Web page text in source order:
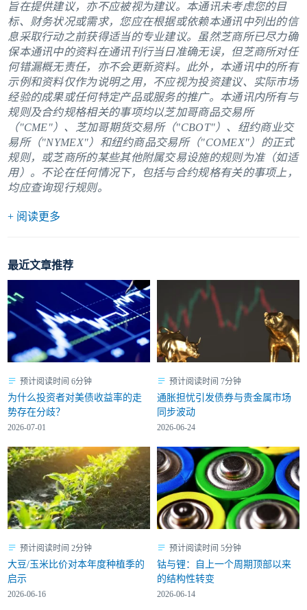
旨在提供建议，亦不应被视为建议。本通讯未考虑您的目
标、财务状况或需求，您应在根据或依赖本通讯中列出的信
息采取行动之前获得适当的专业建议。虽然芝商所已尽力确
保本通讯中的资料在通讯刊行当日准确无误，但芝商所对任
何错漏概无责任，亦不会更新资料。此外，本通讯中的所有
示例和资料仅作为说明之用，不应视为投资建议、实际市场
经验的成果或任何特定产品或服务的推广。本通讯内所有与
规则及合约规格相关的事项均以芝加哥商品交易所
（"CME"）、芝加哥期货交易所（"CBOT"）、纽约商业交
易所（"NYMEX"）和纽约商品交易所（"COMEX"）的正式
规则，或芝商所的某些其他附属交易设施的规则为准（如适
用）。不论在任何情况下，包括与合约规格有关的事项上，
均应查询现行规则。
+ 阅读更多
最近文章推荐
预计阅读时间 6分钟
为什么投资者对美债收益率的走
势存在分歧？
2026-07-01
预计阅读时间 7分钟
通胀担忧引发债券与贵金属市场
同步波动
2026-06-24
预计阅读时间 2分钟
大豆/玉米比价对本年度种植季的
启示
2026-06-16
预计阅读时间 5分钟
钴与锂：自上一个周期顶部以来
的结构性转变
2026-06-14